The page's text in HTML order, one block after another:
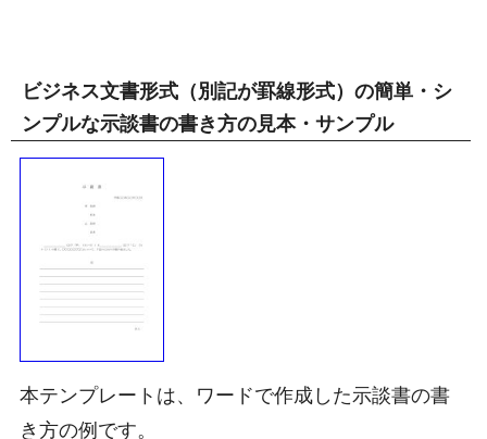
ビジネス文書形式（別記が罫線形式）の簡単・シ
ンプルな示談書の書き方の見本・サンプル
本テンプレートは、ワードで作成した示談書の書
き方の例です。